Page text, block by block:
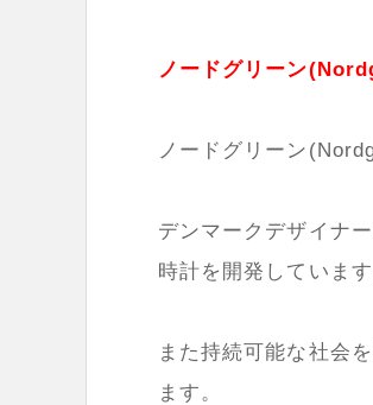
ノードグリーン
ノードグリーン
デンマークデザイナ
時計を開発しています
また持続可能な社会
ます。